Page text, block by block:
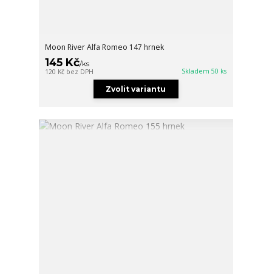
Moon River Alfa Romeo 147 hrnek
145 Kč/ks
120 Kč bez DPH Skladem 50 ks
Zvolit variantu